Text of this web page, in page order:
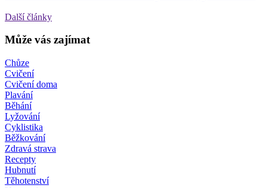
Další články
Může vás zajímat
Chůze
Cvičení
Cvičení doma
Plavání
Běhání
Lyžování
Cyklistika
Běžkování
Zdravá strava
Recepty
Hubnutí
Těhotenství